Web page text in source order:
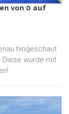
von 0 auf
hingeschaut
Diese wurde mit